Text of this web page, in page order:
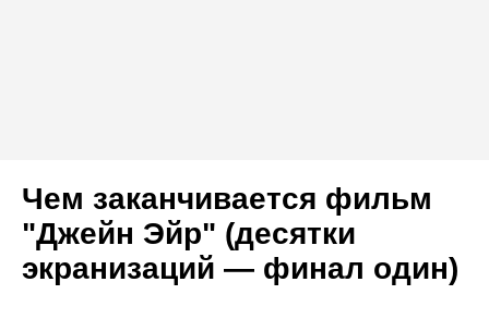
Чем заканчивается фильм
"Джейн Эйр" (десятки
экранизаций — финал один)